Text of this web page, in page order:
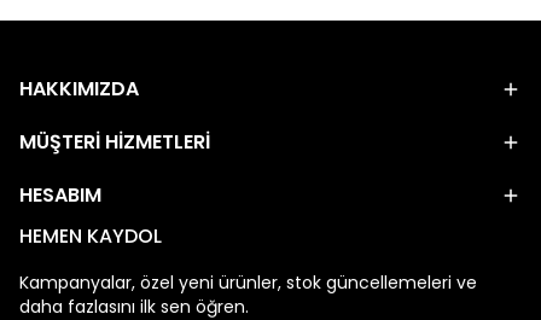
HAKKIMIZDA
MÜŞTERİ HİZMETLERİ
HESABIM
HEMEN KAYDOL
Kampanyalar, özel yeni ürünler, stok güncellemeleri ve
daha fazlasını ilk sen öğren.